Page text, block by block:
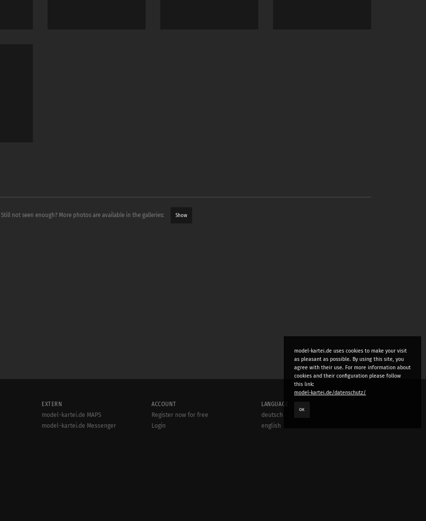
Still not seen enough? More photos are available in the galleries: Show
model-kartei.de uses cookies to make your visit
as pleasant as possible. By using this site, you
agree with their use. For more information about
cookies and their configuration please follow
this link:
model-kartei.de/datenschutz/
OK
EXTERN
model-kartei.de MAPS
model-kartei.de Messenger
ACCOUNT
Register now for free
Login
LANGUAGE
deutsch
english